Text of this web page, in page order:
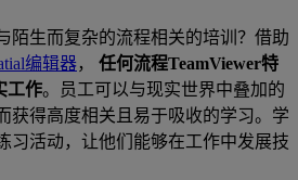
陌生而复杂的流程相关的培训？借助
编辑器，
任何流程TeamViewer特
工作。员工可以与现实世界中叠加的
获得高度相关且易于吸收的学习。学
习活动，让他们能够在工作中发展技